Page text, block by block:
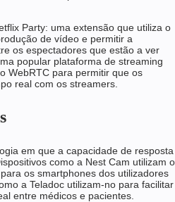
Party: uma extensão que utiliza o
de vídeo e permitir a
os espectadores que estão a ver
popular plataforma de streaming
WebRTC para permitir que os
real com os streamers.
em que a capacidade de resposta
como a Nest Cam utilizam o
os smartphones dos utilizadores
a Teladoc utilizam-no para facilitar
entre médicos e pacientes.